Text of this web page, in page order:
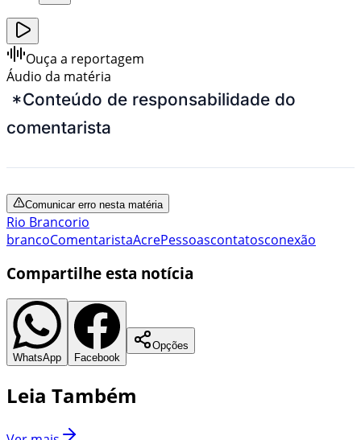
Ouça a reportagem
Áudio da matéria
*Conteúdo de responsabilidade do
comentarista
Comunicar erro nesta matéria
Rio Brancorio
brancoComentaristaAcrePessoascontatosconexão
Compartilhe esta notícia
WhatsApp Facebook
Opções
Leia Também